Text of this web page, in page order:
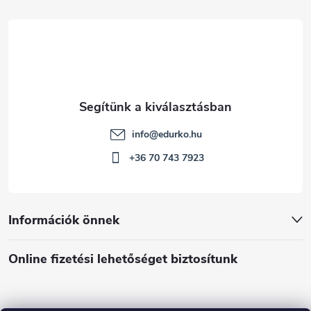
Információk önnek
Online fizetési lehetőséget biztosítunk
info@edurko.hu
+36 70 743 7923